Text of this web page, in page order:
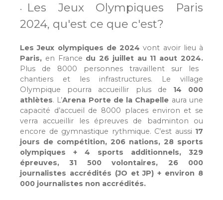
Les Jeux Olympiques Paris
2024, qu'est ce que c'est?
Les Jeux olympiques de 2024 vont avoir lieu à
Paris, en France du 26 juillet au 11 aout 2024.
Plus de 8000 personnes travaillent sur les
chantiers et les infrastructures. Le village
Olympique pourra accueillir plus de 14 000
athlètes. L’Arena Porte de la Chapelle aura une
capacité d’accueil de 8000 places environ et se
verra accueillir les épreuves de badminton ou
encore de gymnastique rythmique. C’est aussi 17
jours de compétition, 206 nations, 28 sports
olympiques + 4 sports additionnels, 329
épreuves, 31 500 volontaires, 26 000
journalistes accrédités (JO et JP) + environ 8
000 journalistes non accrédités.